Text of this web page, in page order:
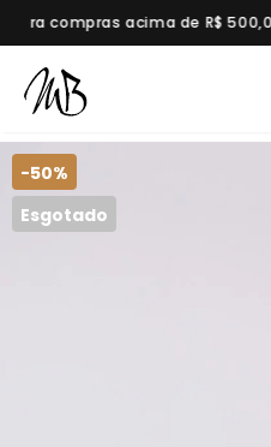
compras acima de R$ 500,00
-50%
Esgotado